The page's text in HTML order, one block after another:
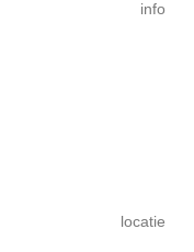
info
locatie